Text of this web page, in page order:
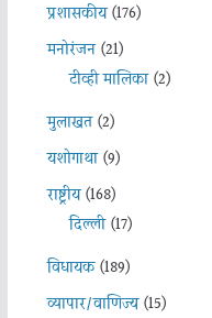
प्रशासकीय(176)
मनोरंजन(21)
टीव्ही मालिका(2)
मुलाखत(2)
यशोगाथा(9)
राष्ट्रीय(168)
दिल्ली(17)
विधायक(189)
व्यापार/वाणिज्य(15)